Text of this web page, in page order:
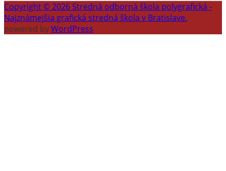
Copyright © 2026 Stredná odborná škola polygrafická -
Najznámejšia grafická stredná škola v Bratislave.
powered byWordPress